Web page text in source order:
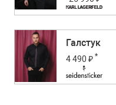
Галстук
4 490 ₽ *